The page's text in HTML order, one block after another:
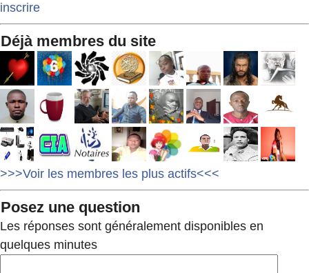
inscrire
Déjà membres du site
>>>Voir les membres les plus actifs<<<
Posez une question
Les réponses sont généralement disponibles en
quelques minutes